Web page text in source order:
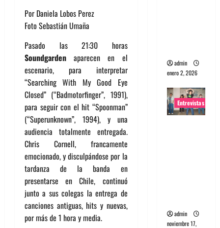
Por Daniela Lobos Perez
Foto Sebastián Umaña
Pasado las 21:30 horas
Soundgarden aparecen en el
escenario, para interpretar
“Searching With My Good Eye
Closed” (“Badmotorfinger”, 1991),
para seguir con el hit “Spoonman”
(“Superunknown”, 1994), y una
audiencia totalmente entregada.
Chris Cornell, francamente
emocionado, y disculpándose por la
tardanza de la banda en
presentarse en Chile, continuó
junto a sus colegas la entrega de
canciones antiguas, hits y nuevas,
por más de 1 hora y media.
admin
enero 2, 2026
Entrevistas
admin
noviembre 17,